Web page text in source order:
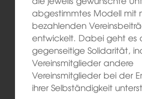
abgestimmtes Modell mit
bezahlenden
entwickelt. Dabei geht es
gegenseitige Solidarität,
Vereinsmitglieder andere
Vereinsmitglieder bei der
ihrer Selbständigkeit